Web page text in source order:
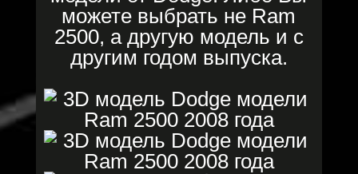
можете выбрать не Ram
2500, а другую модель и с
другим годом выпуска.